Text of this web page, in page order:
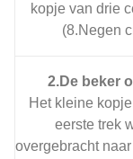
kopje van drie
(8.Negen
2.De beker
Het kleine
eerste trek
overgebracht